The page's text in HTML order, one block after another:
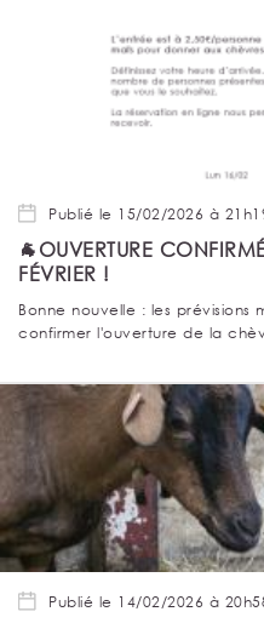
Publié le 15/02/2026 à
🐐OUVERTURE
FÉVRIER !
Bonne nouvelle : les
confirmer l'ouverture de la
Publié le 14/02/2026 à